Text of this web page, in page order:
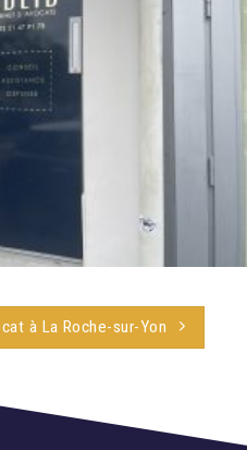
à La Roche-sur-Yon